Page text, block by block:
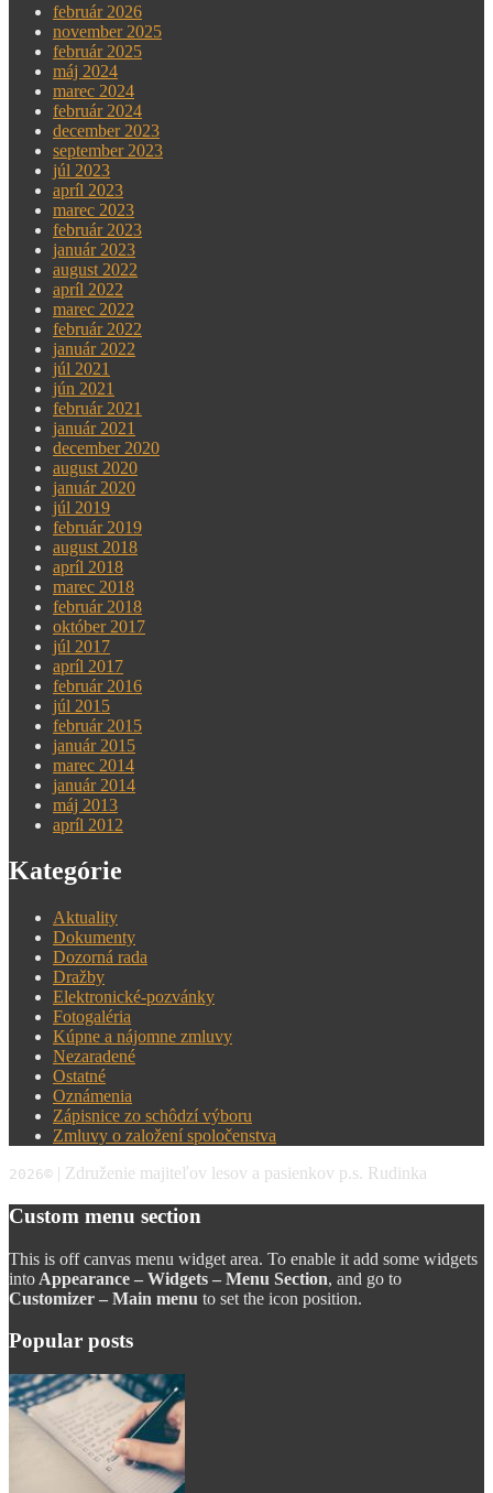
február 2026
november 2025
február 2025
máj 2024
marec 2024
február 2024
december 2023
september 2023
júl 2023
apríl 2023
marec 2023
február 2023
január 2023
august 2022
apríl 2022
marec 2022
február 2022
január 2022
júl 2021
jún 2021
február 2021
január 2021
december 2020
august 2020
január 2020
júl 2019
február 2019
august 2018
apríl 2018
marec 2018
február 2018
október 2017
júl 2017
apríl 2017
február 2016
júl 2015
február 2015
január 2015
marec 2014
január 2014
máj 2013
apríl 2012
Kategórie
Aktuality
Dokumenty
Dozorná rada
Dražby
Elektronické-pozvánky
Fotogaléria
Kúpne a nájomne zmluvy
Nezaradené
Ostatné
Oznámenia
Zápisnice zo schôdzí výboru
Zmluvy o založení spoločenstva
2026© | Združenie majiteľov lesov a pasienkov p.s. Rudinka
Custom menu section
This is off canvas menu widget area. To enable it add some widgets
into Appearance – Widgets – Menu Section, and go to
Customizer – Main menu to set the icon position.
Popular posts